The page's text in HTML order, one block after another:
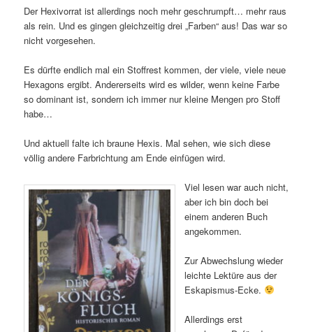
Der Hexivorrat ist allerdings noch mehr geschrumpft… mehr raus
als rein. Und es gingen gleichzeitig drei „Farben“ aus! Das war so
nicht vorgesehen.
Es dürfte endlich mal ein Stoffrest kommen, der viele, viele neue
Hexagons ergibt. Andererseits wird es wilder, wenn keine Farbe
so dominant ist, sondern ich immer nur kleine Mengen pro Stoff
habe…
Und aktuell falte ich braune Hexis. Mal sehen, wie sich diese
völlig andere Farbrichtung am Ende einfügen wird.
Viel lesen war auch nicht,
aber ich bin doch bei
einem anderen Buch
angekommen.
Zur Abwechslung wieder
leichte Lektüre aus der
Eskapismus-Ecke.
Allerdings erst